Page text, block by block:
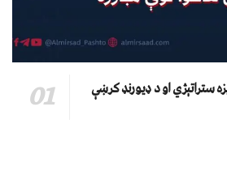
ستراتېژي او د ډیورنډ کرښې